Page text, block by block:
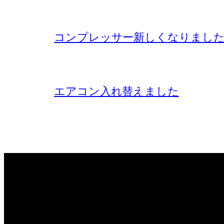
コンプレッサー新しくなりまし
エアコン入れ替えました